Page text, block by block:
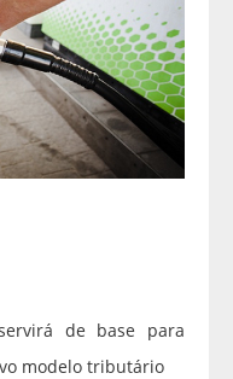
de base para
modelo tributário